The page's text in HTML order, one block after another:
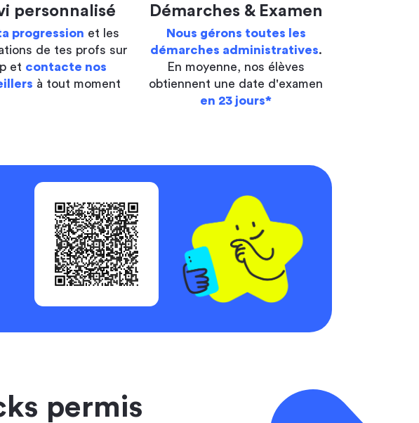
personnalisé
progression et les
de tes profs sur
et contacte nos
à tout moment
Démarches & Examen
Nous gérons toutes les
démarches administratives.
En moyenne, nos élèves
obtiennent une date d'examen
en 23 jours*
permis